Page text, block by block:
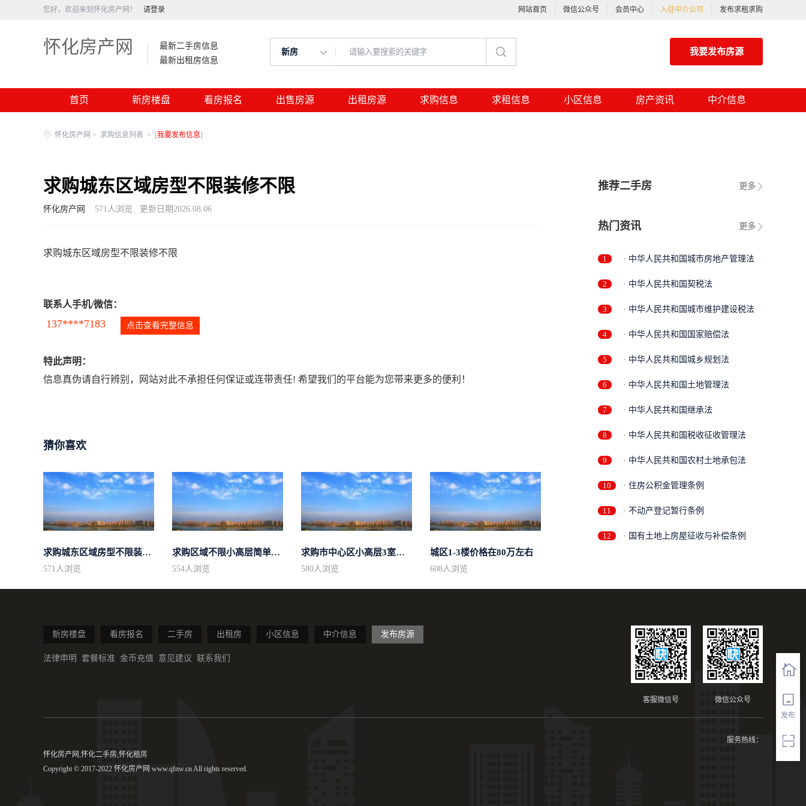
您好，欢迎来到怀化房产网！ 请登录 网站首页 微信公众号 会员中心 入驻中介公司 发布求租求购
怀化房产网
最新二手房信息
最新出租房信息
新房 我要发布房源
首页 新房楼盘 看房报名 出售房源 出租房源 求购信息 求租信息 小区信息 房产资讯 中介信息
发布
怀化房产网 > 求购信息列表 > [我要发布信息]
求购城东区域房型不限装修不限
怀化房产网 571人浏览 更新日期2026.08.06
求购城东区域房型不限装修不限
联系人手机/微信：
137****7183 点击查看完整信息
特此声明：
信息真伪请自行辨别，网站对此不承担任何保证或连带责任! 希望我们的平台能为您带来更多的便利！
猜你喜欢
求购城东区域房型不限装修不限
571人浏览
求购区域不限小高层简单装修
554人浏览
求购市中心区小高层3室精致装修
580人浏览
城区1-3楼价格在80万左右
608人浏览
更多
推荐二手房
更多
热门资讯
1 · 中华人民共和国城市房地产管理法
2 · 中华人民共和国契税法
3 · 中华人民共和国城市维护建设税法
4 · 中华人民共和国国家赔偿法
5 · 中华人民共和国城乡规划法
6 · 中华人民共和国土地管理法
7 · 中华人民共和国继承法
8 · 中华人民共和国税收征收管理法
9 · 中华人民共和国农村土地承包法
10 · 住房公积金管理条例
11 · 不动产登记暂行条例
12 · 国有土地上房屋征收与补偿条例
新房楼盘 看房报名 二手房 出租房 小区信息 中介信息 发布房源
法律申明 套餐标准 金币充值 意见建议 联系我们
微信公众号
客服微信号
服务热线：
怀化房产网,怀化二手房,怀化租房
Copyright © 2017-2022 怀化房产网 www.qfnw.cn All rights reserved.